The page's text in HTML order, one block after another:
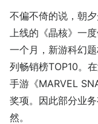
不偏不倚的说，朝
上线的《晶核》一
一个月，新游科幻
列畅销榜TOP10。
手游《MARVEL
奖项。因此部分业
然。